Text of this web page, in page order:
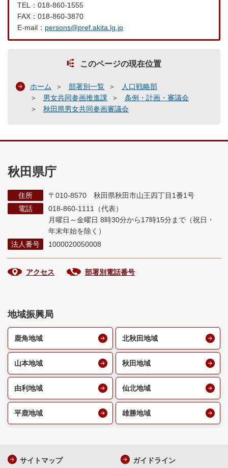
TEL：018-860-1555
FAX：018-860-3870
E-mail： persons@pref.akita.lg.jp
このページの現在位置
ホーム 部署別一覧
人口戦略部
男女共同参画推進課
条例・計画・審議会
秋田県男女共同参画審議会
秋田県庁
住所
〒010-8570 秋田県秋田市山王四丁目1番1号
電話
018-860-1111（代表）
月曜日～金曜日 8時30分から17時15分まで （祝日・
年末年始を除く）
法人番号
1000020050008
アクセス 部署別電話番号
地域振興局
鹿角地域 北秋田地域
山本地域 秋田地域
由利地域 仙北地域
平鹿地域 雄勝地域
サイトマップ ガイドライン